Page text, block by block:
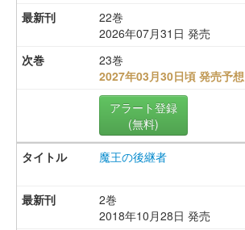
22巻
2026年07月31日 発売
23巻
2027年03月30日頃 発売予想
アラート登録
(無料)
魔王の後継者
2巻
2018年10月28日 発売